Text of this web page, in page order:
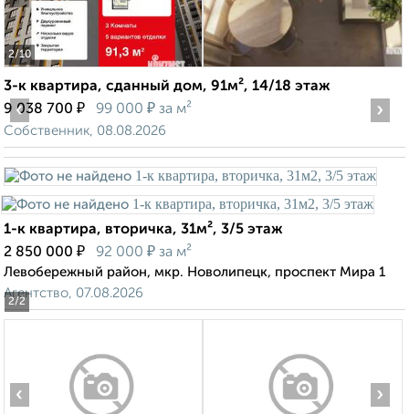
2/10
3-к квартира, сданный дом, 91м², 14/18 этаж
9 038 700 ₽ 99 000 ₽ за м²
Собственник, 08.08.2026
2/2
‹ ›
1-к квартира, вторичка, 31м², 3/5 этаж
2 850 000 ₽ 92 000 ₽ за м²
Левобережный район, мкр. Новолипецк, проспект Мира 1
Агентство, 07.08.2026
‹ ›